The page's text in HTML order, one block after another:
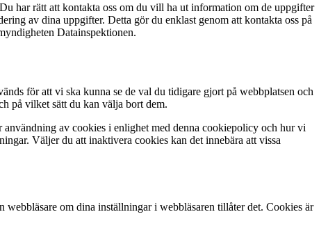
har rätt att kontakta oss om du vill ha ut information om de uppgifter
av dina uppgifter. Detta gör du enklast genom att kontakta oss på
Datainspektionen.
för att vi ska kunna se de val du tidigare gjort på webbplatsen och
på vilket sätt du kan välja bort dem.
av cookies i enlighet med denna cookiepolicy och hur vi
Väljer du att inaktivera cookies kan det innebära att vissa
om dina inställningar i webbläsaren tillåter det. Cookies är